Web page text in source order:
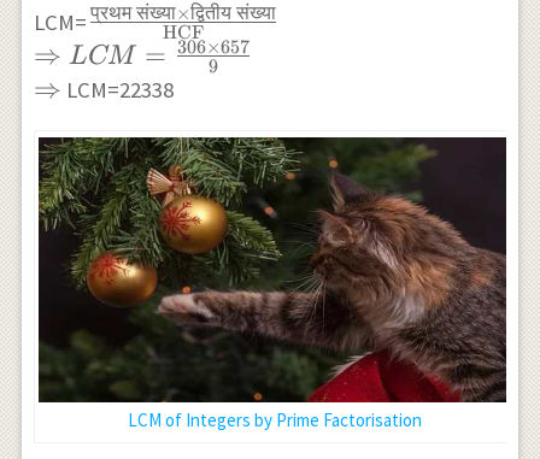
LCM=\frac{
\text{प्रथम
संख्या×द्वितीय
{\text{HCF}}
\\ \Rightarrow
LCM=\frac{306
\times 657}{9}
\\ \Rightarrow
HCF
प्रथम संख्या×द्वितीय संख्या
⇒ LCM = 9
306×657
⇒ LCM=22338
LCM of Integers by Prime Factorisation